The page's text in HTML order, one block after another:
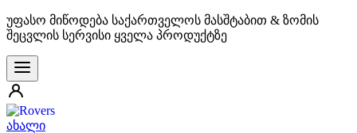
უფასო მიწოდება საქართველოს მასშტაბით & ზომის
შეცვლის სერვისი ყველა პროდუქტზე
ახალი